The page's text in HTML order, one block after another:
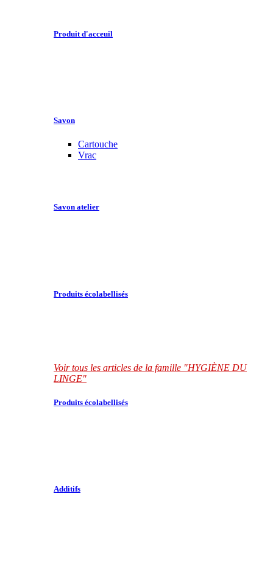
Produit d'acceuil
Savon
Cartouche
Vrac
Savon atelier
Produits écolabellisés
Voir tous les articles de la famille "HYGIÈNE DU
LINGE"
Produits écolabellisés
Additifs